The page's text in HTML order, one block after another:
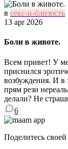
в секс-и-близость
13 apr 2026
Боли в животе.
Всем привет! У
приснился
возбуждения. И в
прям рези
делали? Не
6
Поделитесь